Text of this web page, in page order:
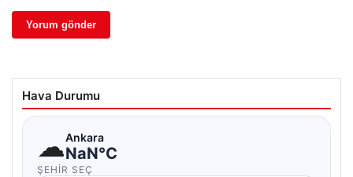
Hava Durumu
☁Ankara
NaN°C
ŞEHIR SEÇ